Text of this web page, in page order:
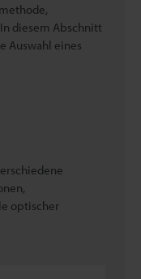
diesem Abschnitt
Auswahl eines
optischer